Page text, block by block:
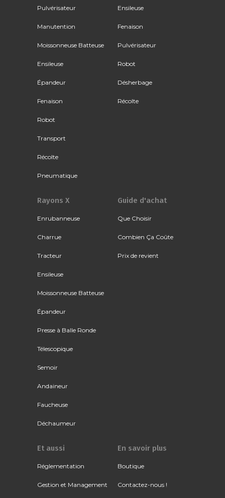
Pulvérisateur
Manutention
Moissonneuse Batteuse
Ensileuse
Épandeur
Fenaison
Robot
Transport
Récolte
Pneumatique
Ensileuse
Fenaison
Pulvérisateur
Robot
Désherbage
Récolte
Rayons X
Enrubanneuse
Charrue
Tracteur
Ensileuse
Moissonneuse Batteuse
Épandeur
Presse à Balle Ronde
Télescopique
Semoir
Andaineur
Faucheuse
Déchaumeur
Guide d'achat
Que Choisir
Combien Ça Coûte
Prix de revient
Et aussi
Réglementation
Gestion et Management
En savoir plus
Boutique
Contactez-nous !